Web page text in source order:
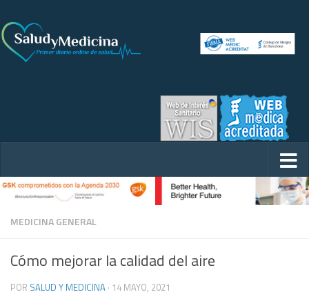
MEDICINA GENERAL
Cómo mejorar la calidad del aire
POR SALUD Y MEDICINA · 14 MAYO, 2021